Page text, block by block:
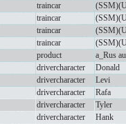
traincar
traincar
traincar
traincar
product
a_Rus
drivercharacter
Donald
drivercharacter
Levi
drivercharacter
Rafa
drivercharacter
Tyler
drivercharacter
Hank